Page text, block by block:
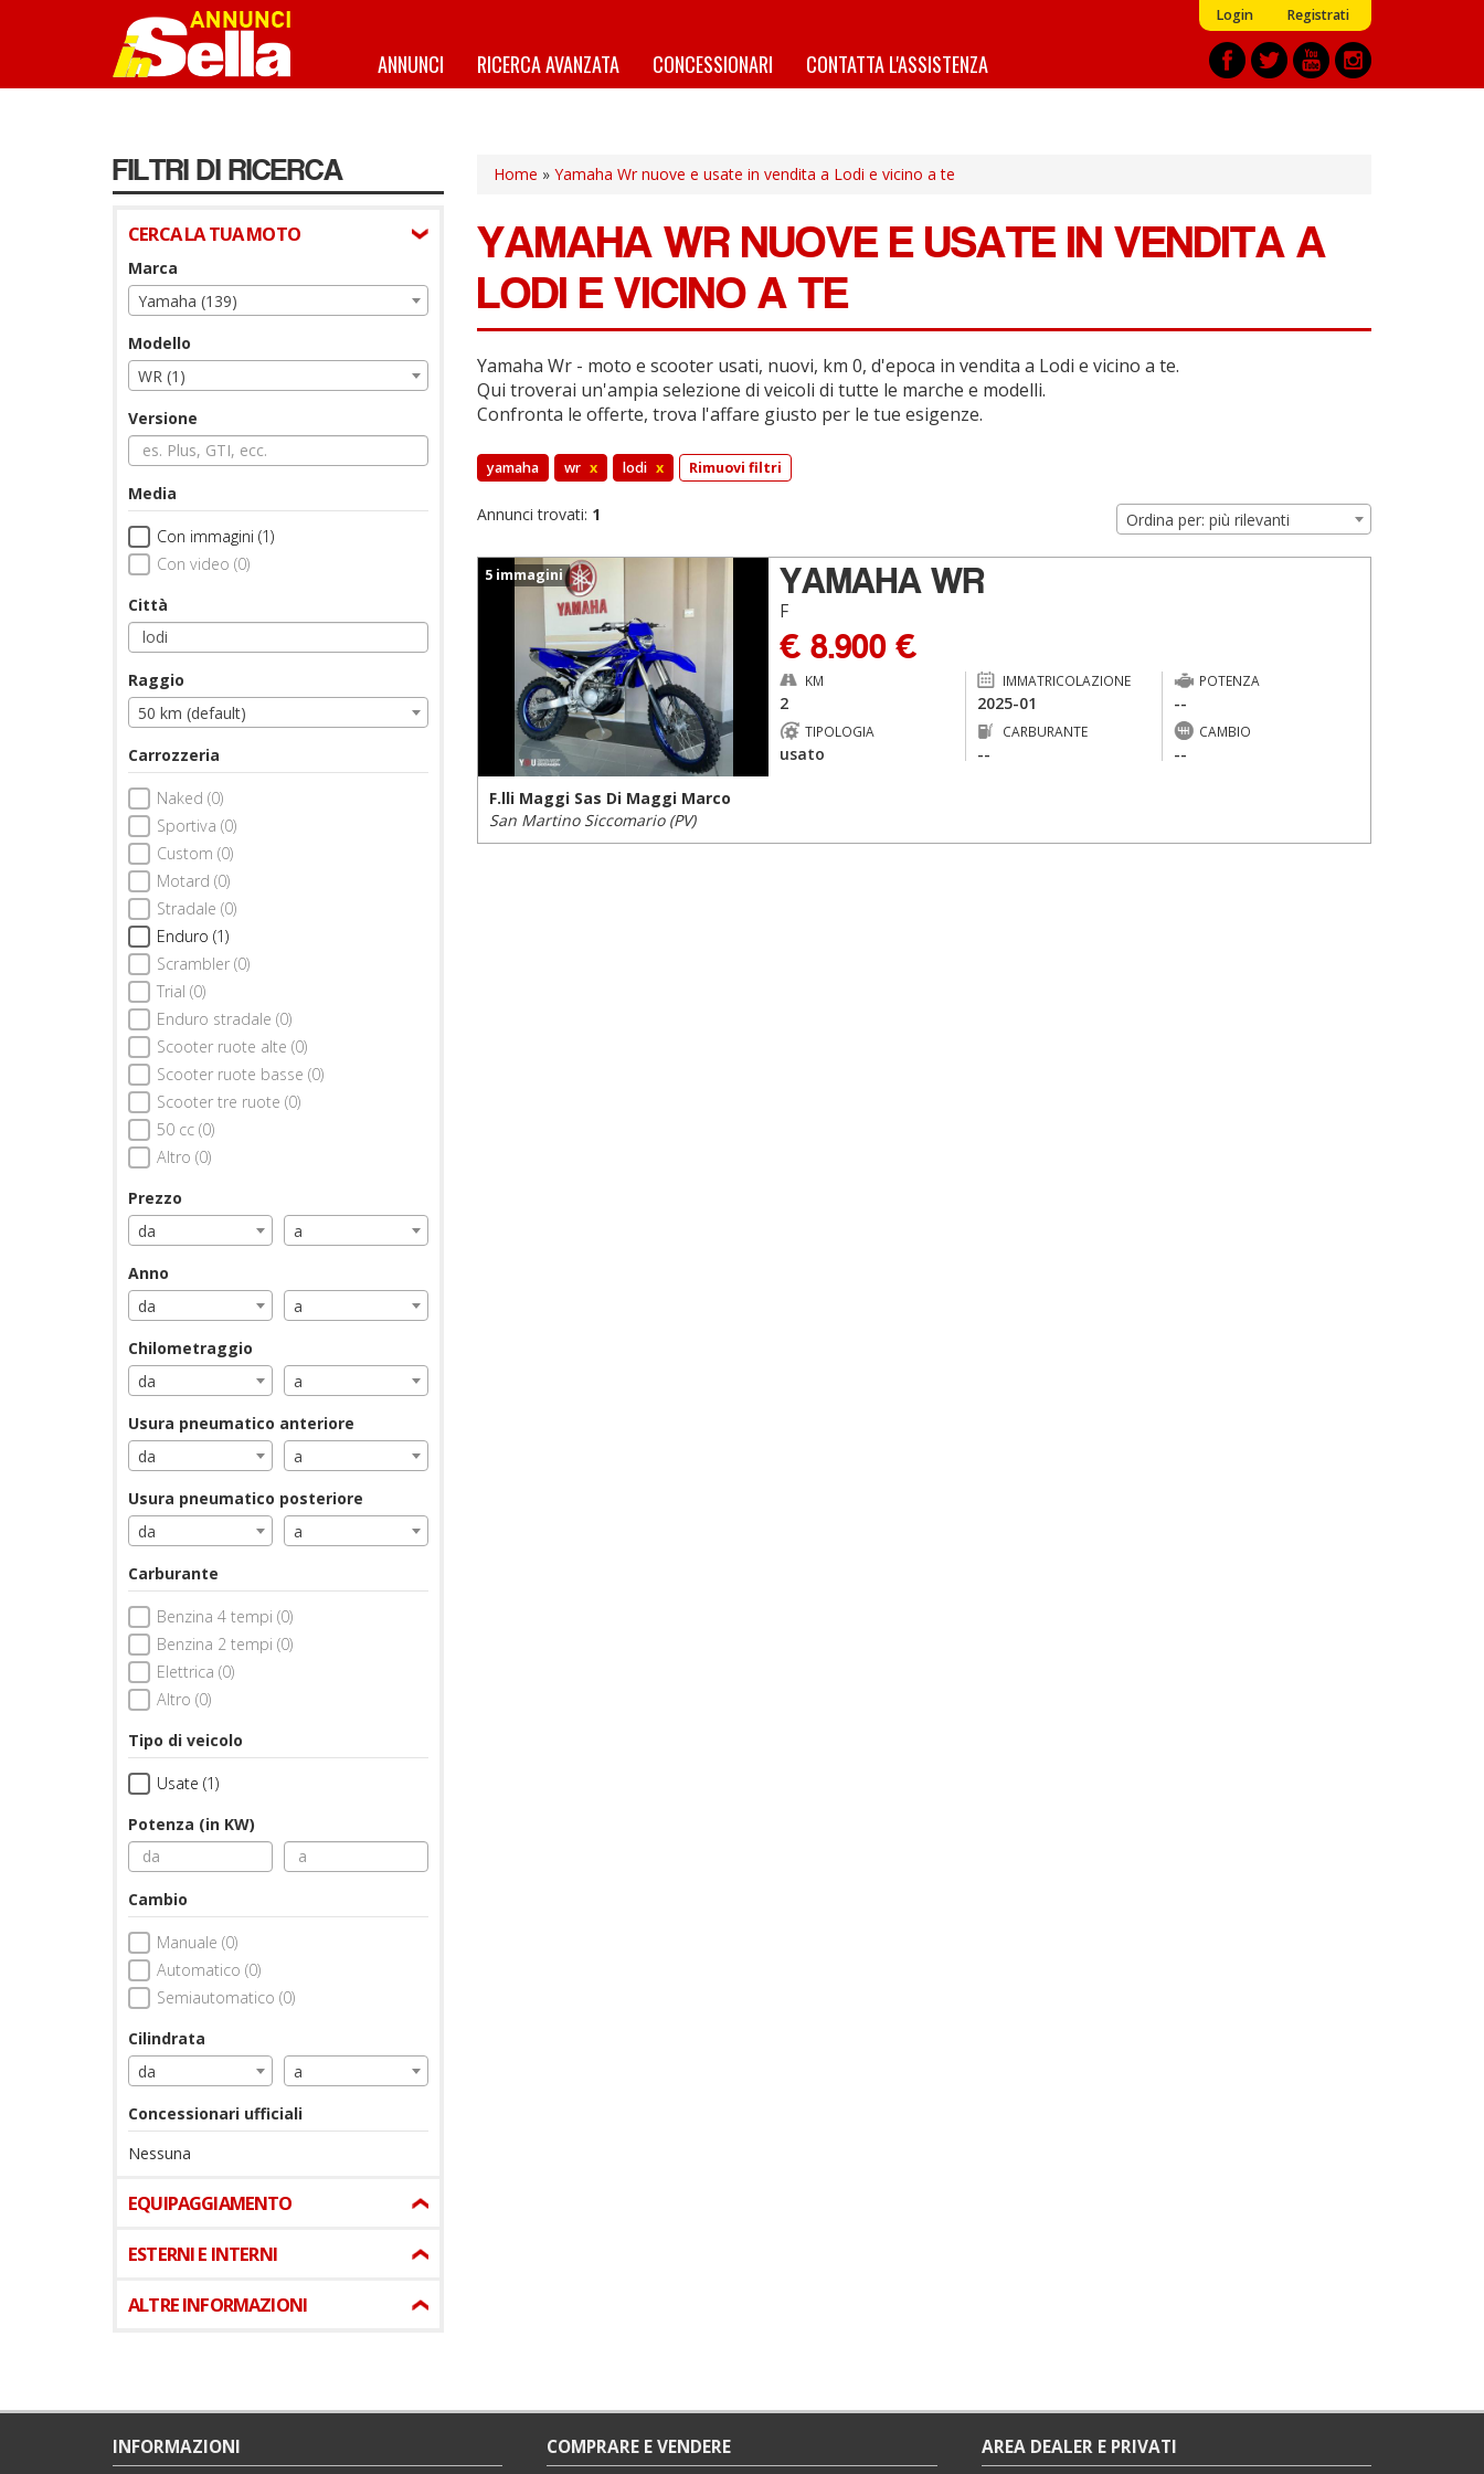
Login Registrati
ANNUNCI RICERCA AVANZATA CONCESSIONARI CONTATTA L'ASSISTENZA
FILTRI DI RICERCA
CERCA LA TUA MOTO
Marca
Yamaha (139)
Modello
WR (1)
Versione
Media
Con immagini (1)
Con video (0)
Città
Raggio
50 km (default)
Carrozzeria
Naked (0)
Sportiva (0)
Custom (0)
Motard (0)
Stradale (0)
Enduro (1)
Scrambler (0)
Trial (0)
Enduro stradale (0)
Scooter ruote alte (0)
Scooter ruote basse (0)
Scooter tre ruote (0)
50 cc (0)
Altro (0)
Prezzo
da
a
Anno
da
a
Chilometraggio
da
a
Usura pneumatico anteriore
da
a
Usura pneumatico posteriore
da
a
Carburante
Benzina 4 tempi (0)
Benzina 2 tempi (0)
Elettrica (0)
Altro (0)
Tipo di veicolo
Usate (1)
Potenza (in KW)
Cambio
Manuale (0)
Automatico (0)
Semiautomatico (0)
Cilindrata
da
a
Concessionari ufficiali
Nessuna
EQUIPAGGIAMENTO
ESTERNI E INTERNI
ALTRE INFORMAZIONI
Home » Yamaha Wr nuove e usate in vendita a Lodi e vicino a te
YAMAHA WR NUOVE E USATE IN VENDITA A
LODI E VICINO A TE
Yamaha Wr - moto e scooter usati, nuovi, km 0, d'epoca in vendita a Lodi e vicino a te.
Qui troverai un'ampia selezione di veicoli di tutte le marche e modelli.
Confronta le offerte, trova l'affare giusto per le tue esigenze.
yamaha wr x lodi x Rimuovi filtri
Annunci trovati: 1 Ordina per: più rilevanti
5 immagini YAMAHA WR
F
€ 8.900 €
KM
2
IMMATRICOLAZIONE
2025-01
POTENZA
--
TIPOLOGIA
usato
CARBURANTE
--
CAMBIO
--
F.lli Maggi Sas Di Maggi Marco
San Martino Siccomario (PV)
INFORMAZIONI
COMPRARE E VENDERE
AREA DEALER E PRIVATI